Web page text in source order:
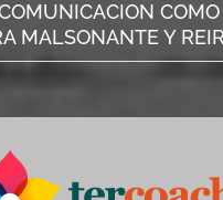
MALSONANTE Y